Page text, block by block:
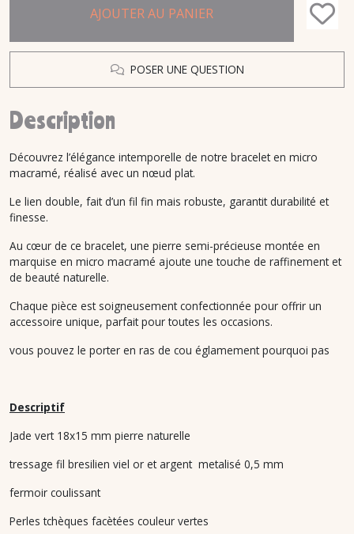
AJOUTER AU PANIER
POSER UNE QUESTION
Description
Découvrez l’élégance intemporelle de notre bracelet en micro
macramé, réalisé avec un nœud plat.
Le lien double, fait d’un fil fin mais robuste, garantit durabilité et
finesse.
Au cœur de ce bracelet, une pierre semi-précieuse montée en
marquise en micro macramé ajoute une touche de raffinement et
de beauté naturelle.
Chaque pièce est soigneusement confectionnée pour offrir un
accessoire unique, parfait pour toutes les occasions.
vous pouvez le porter en ras de cou églamement pourquoi pas
Descriptif
Jade vert 18x15 mm pierre naturelle
tressage fil bresilien viel or et argent metalisé 0,5 mm
fermoir coulissant
Perles tchèques facètées couleur vertes